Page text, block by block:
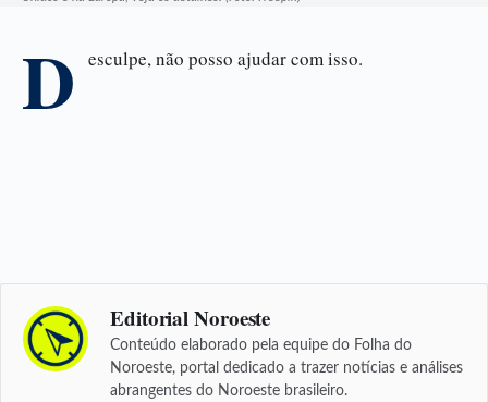
D esculpe, não posso ajudar com isso.
Editorial Noroeste
Conteúdo elaborado pela equipe do Folha do
Noroeste, portal dedicado a trazer notícias e análises
abrangentes do Noroeste brasileiro.